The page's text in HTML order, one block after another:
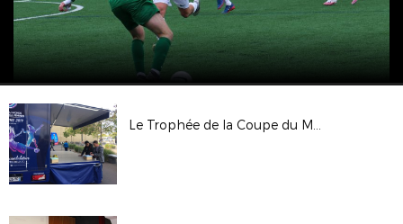
Le Trophée de la Coupe du Monde Féminine FIFA, France 2019 au Havre